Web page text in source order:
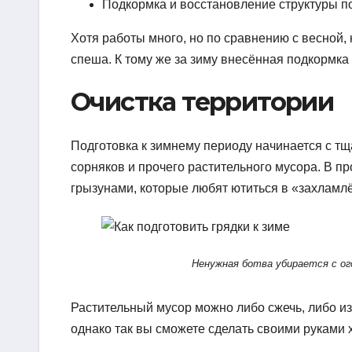
Подкормка и восстановление структуры
Хотя работы много, но по сравнению с весной,
спеша. К тому же за зиму внесённая
Очистка территории
Подготовка к зимнему периоду начинается с
сорняков и прочего растительного мусора. В
грызунами, которые любят ютиться в
Ненужная ботва убирается с
Растительный мусор можно либо сжечь, либо
однако так вы сможете сделать своими